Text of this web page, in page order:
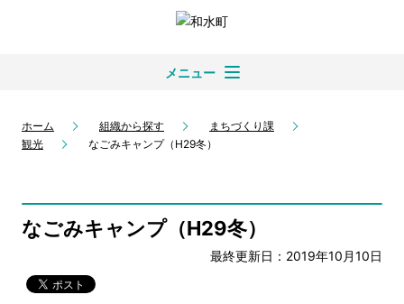
メニュー
ホーム 組織から探す
まちづくり課
観光
なごみキャンプ（H29冬）
なごみキャンプ（H29冬）
最終更新日：2019年10月10日